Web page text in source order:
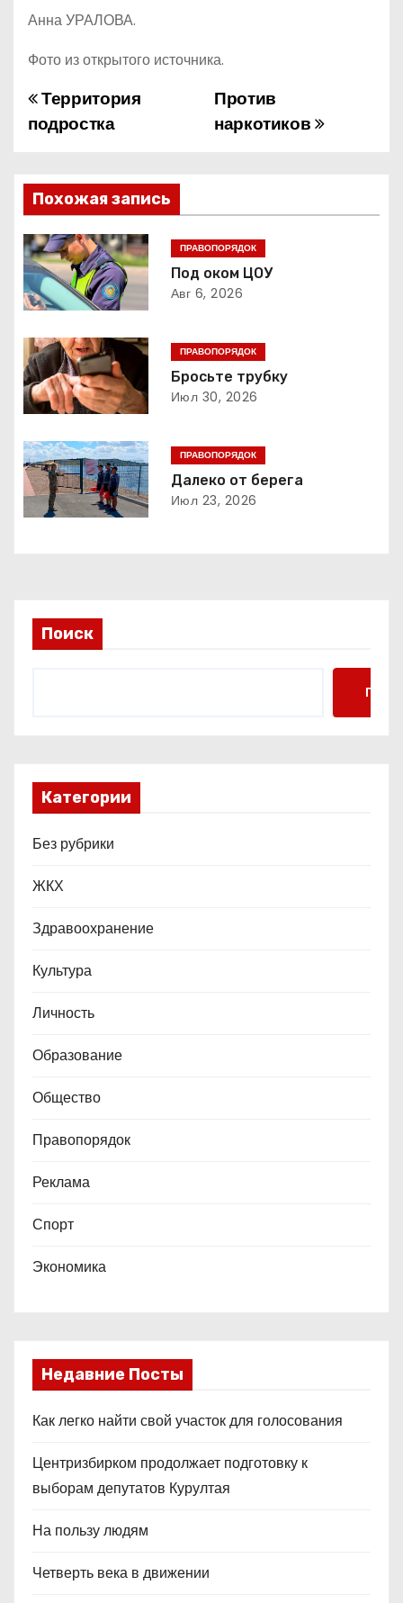
Анна УРАЛОВА.
Фото из открытого источника.
Н
в
и
г
а
ц
и
я
п
о
з
и
Против
наркотиков
Территория
подростка
Похожая запись
ПРАВОПОРЯДОК
Под оком ЦОУ
Авг 6, 2026
ПРАВОПОРЯДОК
Бросьте трубку
Июл 30, 2026
ПРАВОПОРЯДОК
Далеко от берега
Июл 23, 2026
Поиск
Поиск
Категории
Без рубрики
ЖКХ
Здравоохранение
Культура
Личность
Образование
Общество
Правопорядок
Реклама
Спорт
Экономика
Недавние Посты
Как легко найти свой участок для голосования
Центризбирком продолжает подготовку к
выборам депутатов Курултая
На пользу людям
Четверть века в движении